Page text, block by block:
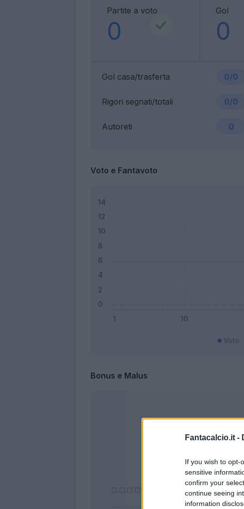
Fantacalcio.it -
If you wish to opt-
sensitive
confirm your
continue seeing
information
Partite a voto
0
Gol
0
Gol casa/trasferta 0/0
Rigori segnati/totali 0/0
Autoreti 0
Voto e Fantavoto
Bonus e Malus